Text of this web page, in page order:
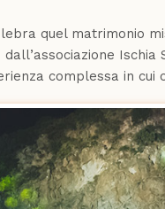
quel matrimonio
complessa in cui